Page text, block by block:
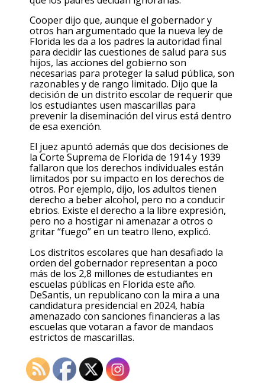
Cooper dijo que, aunque el gobernador y
otros han argumentado que la nueva ley de
Florida les da a los padres la autoridad final
para decidir las cuestiones de salud para sus
hijos, las acciones del gobierno son
necesarias para proteger la salud pública, son
razonables y de rango limitado. Dijo que la
decisión de un distrito escolar de requerir que
los estudiantes usen mascarillas para
prevenir la diseminación del virus está dentro
de esa exención.
El juez apuntó además que dos decisiones de
la Corte Suprema de Florida de 1914 y 1939
fallaron que los derechos individuales están
limitados por su impacto en los derechos de
otros. Por ejemplo, dijo, los adultos tienen
derecho a beber alcohol, pero no a conducir
ebrios. Existe el derecho a la libre expresión,
pero no a hostigar ni amenazar a otros o
gritar “fuego” en un teatro lleno, explicó.
Los distritos escolares que han desafiado la
orden del gobernador representan a poco
más de los 2,8 millones de estudiantes en
escuelas públicas en Florida este año.
DeSantis, un republicano con la mira a una
candidatura presidencial en 2024, había
amenazado con sanciones financieras a las
escuelas que votaran a favor de mandaos
estrictos de mascarillas.